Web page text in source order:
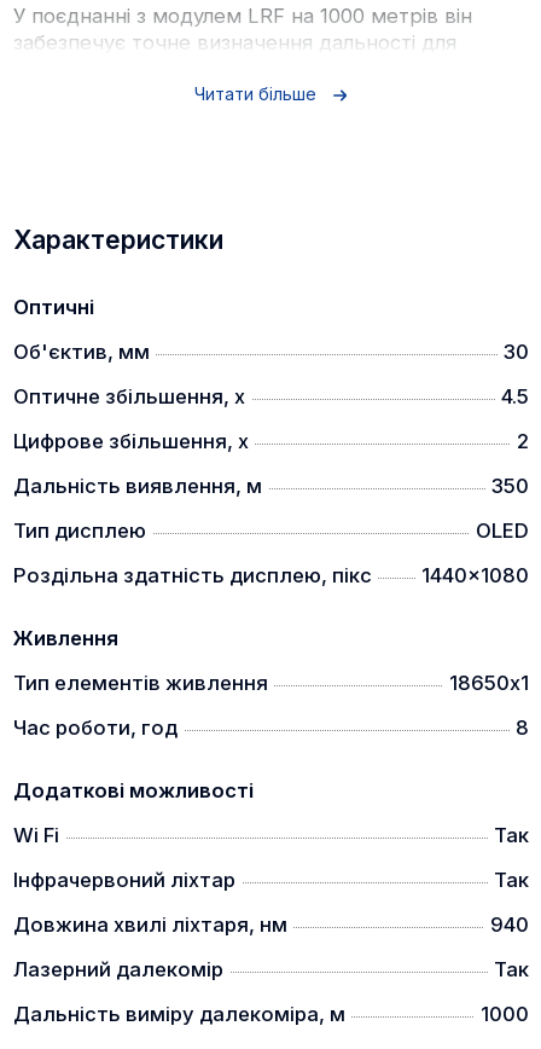
У поєднанні з модулем LRF на 1000 метрів він
забезпечує точне визначення дальності для
- фото- та відеозапис
Читати більше
Характеристики
Оптичні
Об'єктив, мм
30
Оптичне збільшення, x
4.5
Цифрове збільшення, x
2
Дальність виявлення, м
350
Тип дисплею
OLED
Роздільна здатність дисплею, пікс
1440x1080
Живлення
Тип елементів живлення
18650х1
Час роботи, год
8
Додаткові можливості
Wi Fi
Так
Інфрачервоний ліхтар
Так
Довжина хвилі ліхтаря, нм
940
Лазерний далекомір
Так
Дальність виміру далекоміра, м
1000